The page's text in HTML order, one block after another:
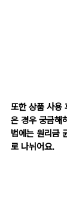
또한 상품 사용
은 경우 궁금해
법에는 원리금
로 나뉘어요.